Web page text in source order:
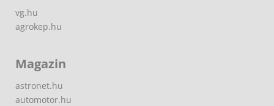
vg.hu
agrokep.hu
Magazin
astronet.hu
automotor.hu